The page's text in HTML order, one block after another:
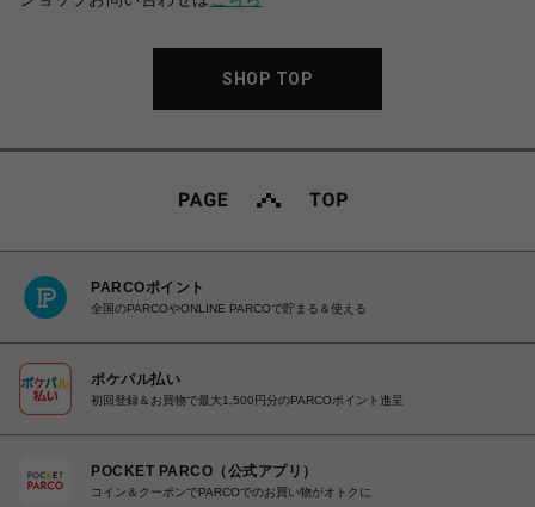
SHOP TOP
PARCOポイント
全国のPARCOやONLINE PARCOで貯まる＆使える
ポケパル払い
初回登録＆お買物で最大1,500円分のPARCOポイント進呈
POCKET PARCO（公式アプリ）
コイン＆クーポンでPARCOでのお買い物がオトクに